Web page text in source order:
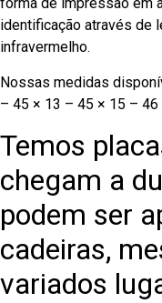
forma de impressão em
identificação através de
infravermelho.
Nossas medidas
– 45 × 13 – 45 × 15 –
Temos
chegam a
podem ser
cadeiras,
variados